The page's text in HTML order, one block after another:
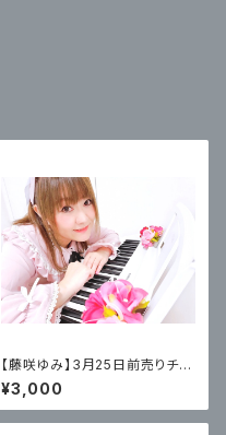
【藤咲ゆみ】3月25日前売りチケ
ット / 第39回 BEAUTY MY SE
LECTION TOKYO
¥3,000